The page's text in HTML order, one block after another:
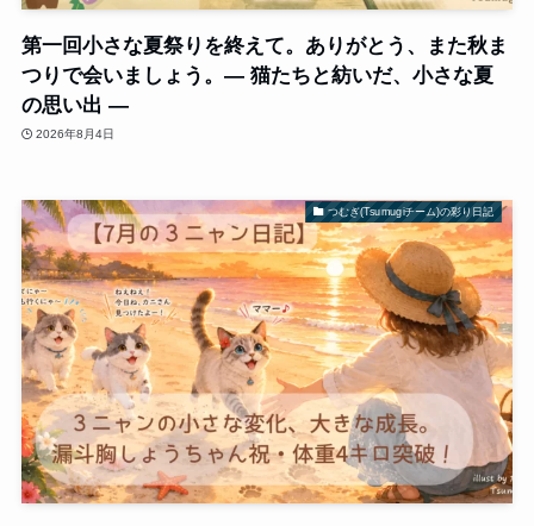
第一回小さな夏祭りを終えて。ありがとう、また秋ま
つりで会いましょう。― 猫たちと紡いだ、小さな夏
の思い出 ―
2026年8月4日
つむぎ(Tsumugiチーム)の彩り日記